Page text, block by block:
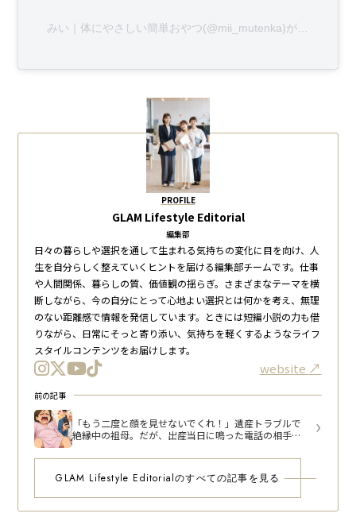
PROFILE
GLAM Lifestyle Editorial
編集部
日々の暮らしや選択を通して生まれる気持ちの変化に目を向け、人
生を自分らしく整えていくヒントを届ける編集部チームです。仕事
や人間関係、暮らしの質、価値観の揺らぎ。さまざまなテーマを横
断しながら、今の自分にとって心地よい選択とは何かを考え、無理
のない距離感で情報を発信しています。ときには短編小説の力も借
りながら、日常にそっと寄り添い、気持ちを軽くするようなライフ
スタイルコンテンツをお届けします。
website
前の記事
「もう二度と顔を見せないでくれ！」遺産トラブルで
絶縁中の祖母。だが、出産当日に鳴った電話の相手に
GLAM Lifestyle Editorialのすべての記事を見る